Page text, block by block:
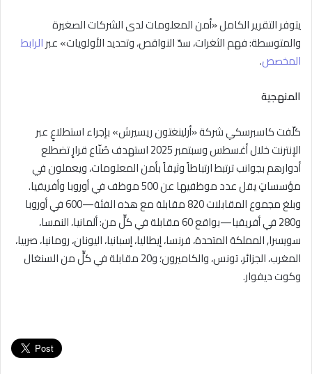
يتوفر التقرير الكامل «أمن المعلومات لدى الشركات الصغيرة
والمتوسطة: فهم الثغرات، سدّ النواقص، وتحديد الأولويات» عبرالرابط
المخصص.
المنهجية
كلّفت كاسبرسكي شركة «أرلينغتون ريسيرش» بإجراء استطلاعٍ عبر
الإنترنت خلال أغسطس وسبتمبر 2025 استهدف صُنّاع قرارٍ تضطلع
أدوارهم بجوانب ترتبط ارتباطاً وثيقاً بأمن المعلومات، ويعملون في
مؤسساتٍ يقل عدد موظفيها عن 500 موظف في أوروبا وأفريقيا.
وبلغ مجموع المقابلات 820 مقابلة مع هذه الفئة—600 في أوروبا
و280 في أفريقيا—بواقع 60 مقابلة في كلٍّ من: ألمانيا، النمسا،
سويسرا, المملكة المتحدة، فرنسا، إيطاليا، إسبانيا، اليونان، رومانيا، صربيا،
المغرب، الجزائر، تونس، والكاميرون؛ و20 مقابلة في كلٍّ من السنغال
وكوت ديفوار.